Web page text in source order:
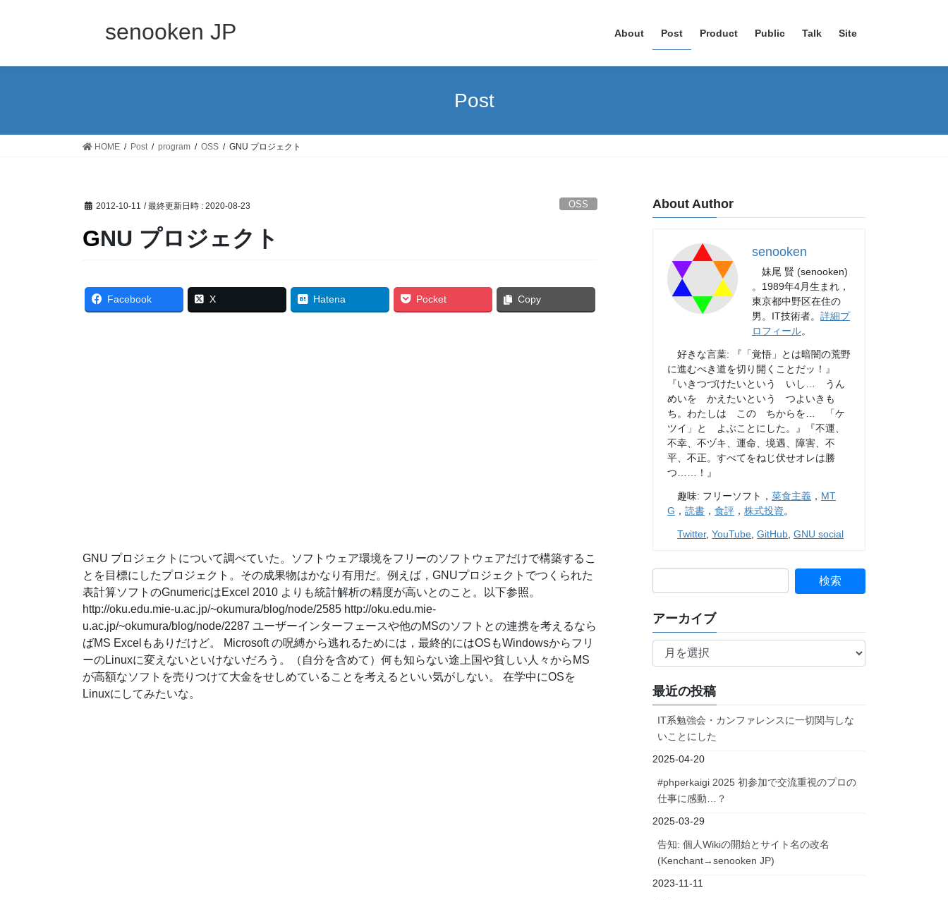
senooken JP About Post Product Public Talk Site
Post
HOME Post program OSS GNU プロジェクト
2012-10-11 / 最終更新日時 : 2020-08-23 OSS
GNU プロジェクト
Facebook X Hatena Pocket Copy
GNU プロジェクトについて調べていた。ソフトウェア環境をフリーのソフトウェアだけで構築するこ
とを目標にしたプロジェクト。その成果物はかなり有用だ。例えば，GNUプロジェクトでつくられた
表計算ソフトのGnumericはExcel 2010 よりも統計解析の精度が高いとのこと。以下参照。
http://oku.edu.mie-u.ac.jp/~okumura/blog/node/2585 http://oku.edu.mie-
u.ac.jp/~okumura/blog/node/2287 ユーザーインターフェースや他のMSのソフトとの連携を考えるなら
ばMS Excelもありだけど。 Microsoft の呪縛から逃れるためには，最終的にはOSもWindowsからフリ
ーのLinuxに変えないといけないだろう。（自分を含めて）何も知らない途上国や貧しい人々からMS
が高額なソフトを売りつけて大金をせしめていることを考えるといい気がしない。 在学中にOSを
Linuxにしてみたいな。
About Author
senooken
妹尾 賢 (senooken)
。1989年4月生まれ，
東京都中野区在住の
男。IT技術者。詳細プ
ロフィール。
好きな言葉: 『「覚悟」とは暗闇の荒野
に進むべき道を切り開くことだッ！』
『いきつづけたいという いし… うん
めいを かえたいという つよいきも
ち。わたしは この ちからを… 「ケ
ツイ」と よぶことにした。』『不運、
不幸、不ヅキ、運命、境遇、障害、不
平、不正。すべてをねじ伏せオレは勝
つ……！』
趣味: フリーソフト，菜食主義 ， MT
G ，読書 ，食評 ，株式投資。
Twitter,YouTube ,GitHub ,GNU social
アーカイブ
ア
イ
ブ
最近の投稿
IT系勉強会・カンファレンスに一切関与しな
いことにした
2025-04-20
#phperkaigi 2025 初参加で交流重視のプロの
仕事に感動…？
2025-03-29
告知: 個人Wikiの開始とサイト名の改名
(Kenchant→senooken JP)
2023-11-11